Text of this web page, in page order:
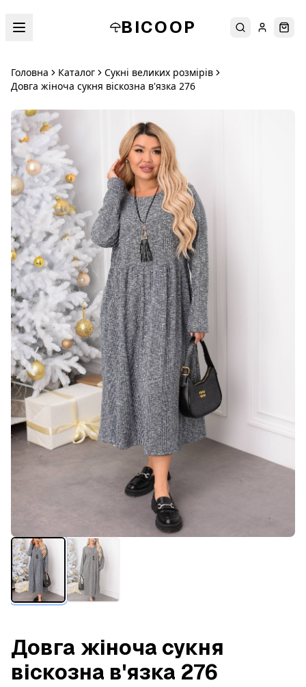
BICOOP ПошукУвійти
Головна Каталог
Сукні великих розмірів
Довга жіноча сукня віскозна в'язка 276
Довга жіноча сукня
віскозна в'язка 276